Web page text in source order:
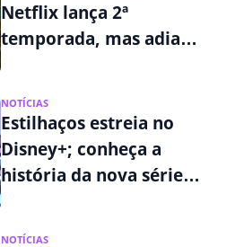
Netflix lança 2ª
temporada, mas adia
NOTÍCIAS
Estilhaços estreia no
Disney+; conheça a
história da nova série
NOTÍCIAS